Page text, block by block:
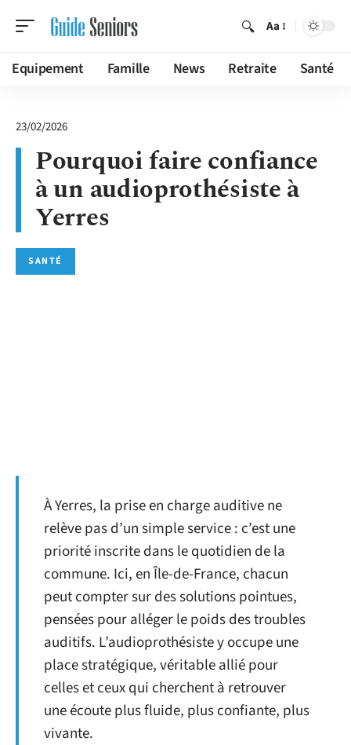
Aa
Equipement Famille News Retraite Santé
23/02/2026
Pourquoi faire confiance
à un audioprothésiste à
Yerres
SANTÉ
À Yerres, la prise en charge auditive ne
relève pas d’un simple service : c’est une
priorité inscrite dans le quotidien de la
commune. Ici, en Île-de-France, chacun
peut compter sur des solutions pointues,
pensées pour alléger le poids des troubles
auditifs. L’audioprothésiste y occupe une
place stratégique, véritable allié pour
celles et ceux qui cherchent à retrouver
une écoute plus fluide, plus confiante, plus
vivante.